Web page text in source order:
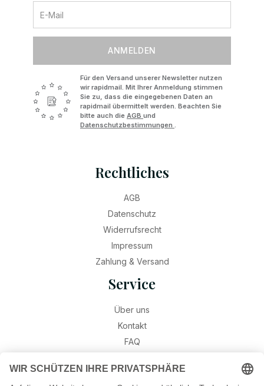
ANMELDEN
Für den Versand unserer Newsletter nutzen
wir rapidmail. Mit Ihrer Anmeldung stimmen
Sie zu, dass die eingegebenen Daten an
rapidmail übermittelt werden. Beachten Sie
bitte auch die AGB und
Datenschutzbestimmungen
Rechtliches
AGB
Datenschutz
Widerrufsrecht
Impressum
Zahlung & Versand
Service
Über uns
Kontakt
FAQ
Widerruf